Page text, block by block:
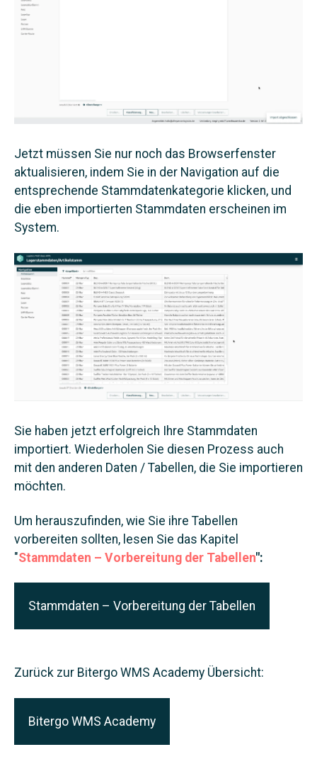
Jetzt müssen Sie nur noch das Browserfenster
aktualisieren, indem Sie in der Navigation auf die
entsprechende Stammdatenkategorie klicken, und
die eben importierten Stammdaten erscheinen im
System.
Sie haben jetzt erfolgreich Ihre Stammdaten
importiert. Wiederholen Sie diesen Prozess auch
mit den anderen Daten / Tabellen, die Sie importieren
möchten.
Um herauszufinden, wie Sie ihre Tabellen
vorbereiten sollten, lesen Sie das Kapitel
"Stammdaten – Vorbereitung der Tabellen":
Stammdaten – Vorbereitung der Tabellen
Zurück zur Bitergo WMS Academy Übersicht:
Bitergo WMS Academy